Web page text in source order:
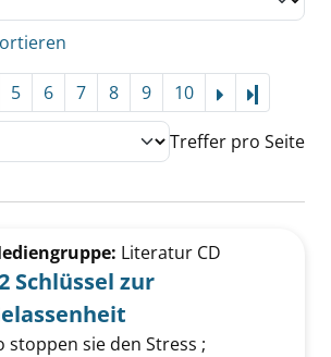
5 6 7 8 9 10
Treffer pro Seite
springen
Details von 12 Schlüssel zur
Literatur CD
Schlüssel zur
stoppen sie den Stress ;